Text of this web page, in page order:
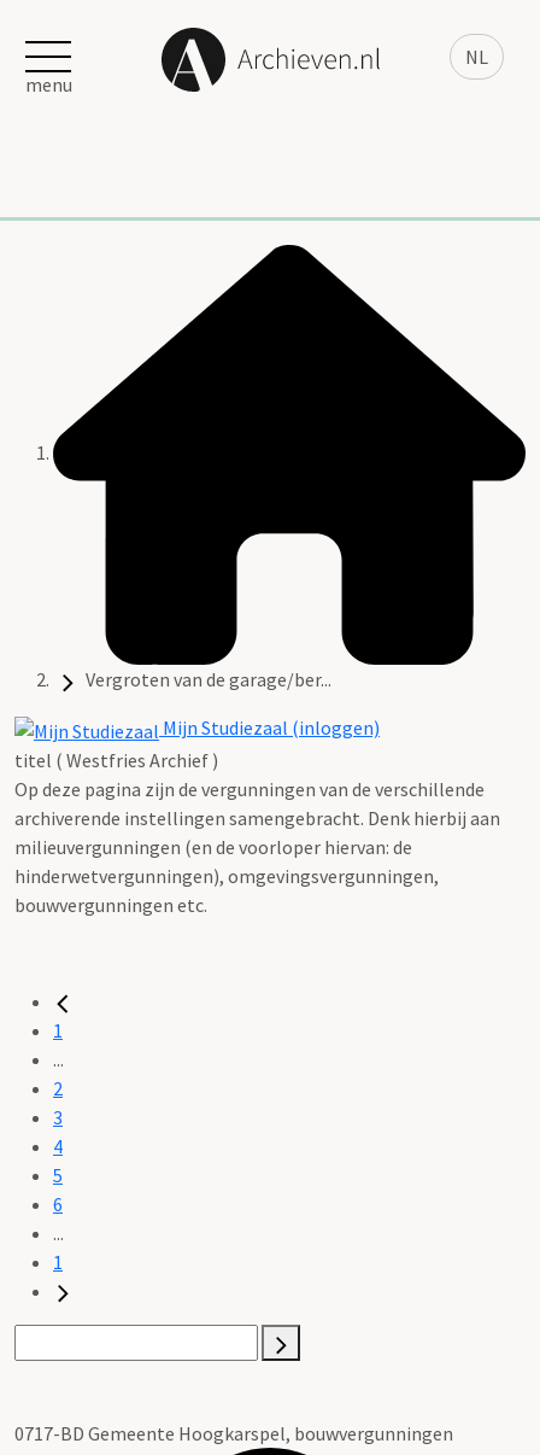
NL
menu
Vergroten van de garage/ber...
Mijn Studiezaal (inloggen)
titel ( Westfries Archief )
Op deze pagina zijn de vergunningen van de verschillende
archiverende instellingen samengebracht. Denk hierbij aan
milieuvergunningen (en de voorloper hiervan: de
hinderwetvergunningen), omgevingsvergunningen,
bouwvergunningen etc.
1
...
2
3
4
5
6
...
1
0717-BD Gemeente Hoogkarspel, bouwvergunningen